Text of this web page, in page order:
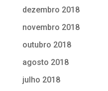
dezembro 2018
novembro 2018
outubro 2018
agosto 2018
julho 2018